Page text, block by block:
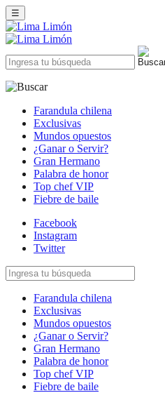
☰
Farandula chilena
Exclusivas
Mundos opuestos
¿Ganar o Servir?
Gran Hermano
Palabra de honor
Top chef VIP
Fiebre de baile
Facebook
Instagram
Twitter
Farandula chilena
Exclusivas
Mundos opuestos
¿Ganar o Servir?
Gran Hermano
Palabra de honor
Top chef VIP
Fiebre de baile